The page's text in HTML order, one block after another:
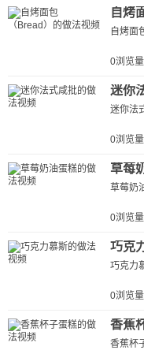
自烤
自烤面
0浏览量
迷你
迷你法
0浏览量
草莓
草莓奶
0浏览量
巧克
巧克力
0浏览量
香蕉
香蕉杯